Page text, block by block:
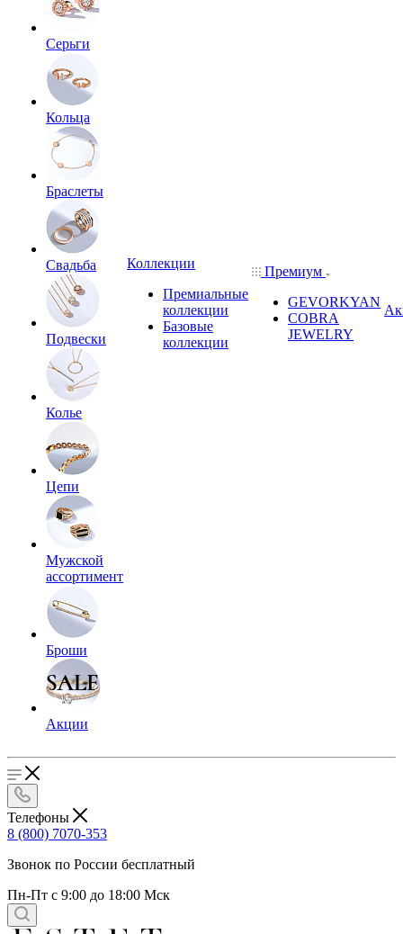
Серьги
Кольца
Браслеты
Свадьба
Подвески
Колье
Цепи
Мужской
ассортимент
Броши
Акции
Коллекции
Премиальные
коллекции
Базовые
коллекции
Премиум
GEVORKYAN
COBRA
JEWELRY
Телефоны
8 (800) 7070-353
Звонок по России бесплатный
Пн-Пт с 9:00 до 18:00 Мск